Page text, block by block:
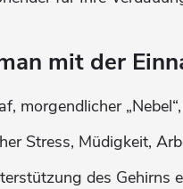
mit der
morgendlicher
Stress, Müdigkeit,
des Gehirns